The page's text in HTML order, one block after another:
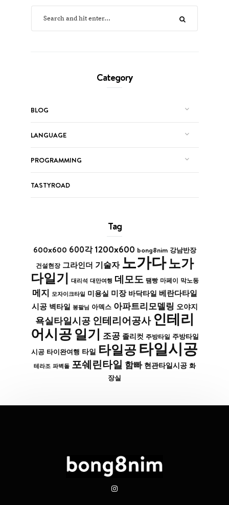
Category
BLOG
LANGUAGE
PROGRAMMING
TASTYROAD
Tag
600x600 600각 1200x600 bong8nim 강남반장
건설현장 그라인더 기술자 노가다노가
다일기 대리석 대만여행 데모도 땜빵 마페이 막노동
메지 모자이크타일 미용실 미장 바닥타일 베란다타일
시공 벽타일 봉팔님 아덱스 아파트리모델링 오야지
욕실타일시공 인테리어공사 인테리
어시공 일기 조공 졸리컷 주방타일 주방타일
시공 타이완여행 타일 타일공타일시공
테라조 파벽돌 포쉐린타일 함빠 현관타일시공 화
장실